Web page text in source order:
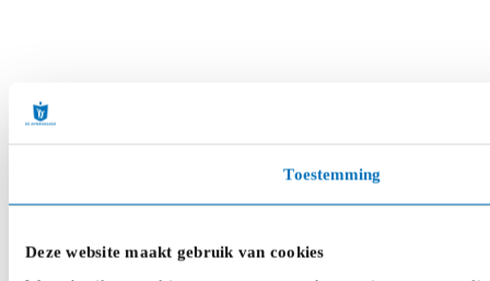
Toestemming
Deze website maakt gebruik van cookies